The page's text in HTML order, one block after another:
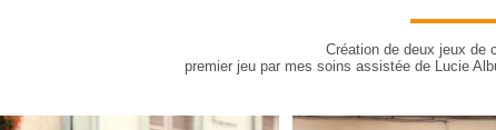
Création de deux jeux de
premier jeu par mes soins assistée de Lucie